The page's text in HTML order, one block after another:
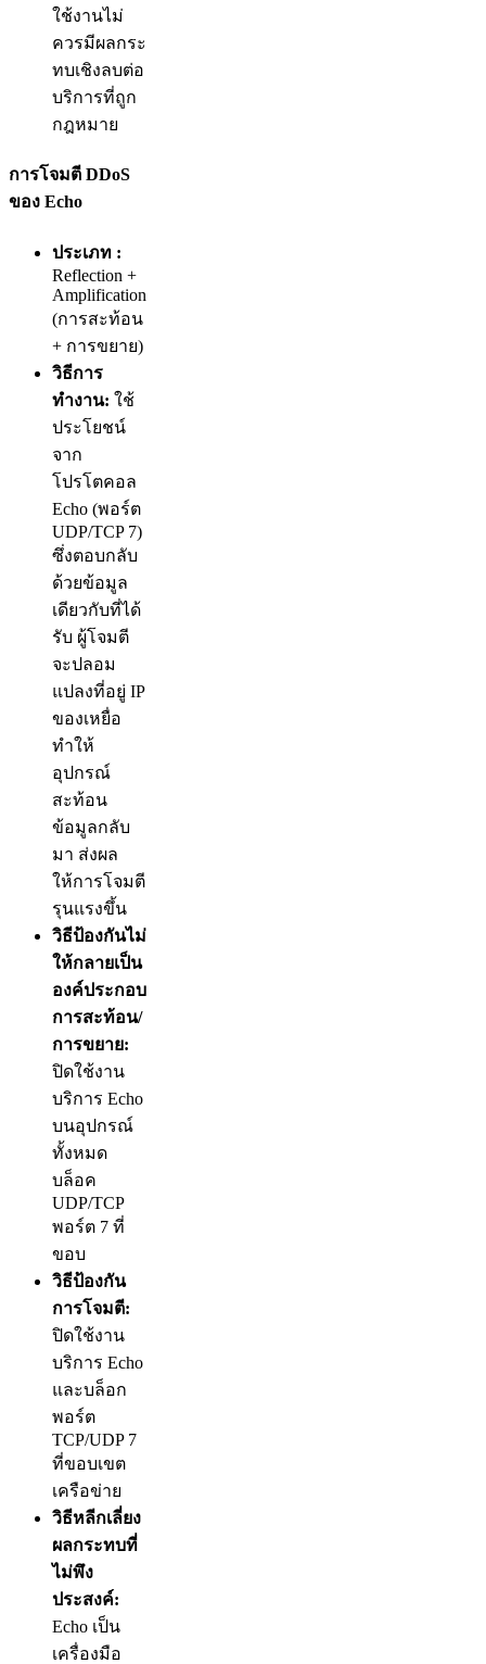
ใช้งานไม่
ควรมีผลกระ
ทบเชิงลบต่อ
บริการที่ถูก
กฎหมาย
การโจมตี DDoS
ของ Echo
ประเภท :
Reflection +
Amplification
(การสะท้อน
+ การขยาย)
วิธีการ
ทำงาน: ใช้
ประโยชน์
จาก
โปรโตคอล
Echo (พอร์ต
UDP/TCP 7)
ซึ่งตอบกลับ
ด้วยข้อมูล
เดียวกับที่ได้
รับ ผู้โจมตี
จะปลอม
แปลงที่อยู่ IP
ของเหยื่อ
ทำให้
อุปกรณ์
สะท้อน
ข้อมูลกลับ
มา ส่งผล
ให้การโจมตี
รุนแรงขึ้น
วิธีป้องกันไม่
ให้กลายเป็น
องค์ประกอบ
การสะท้อน/
การขยาย:
ปิดใช้งาน
บริการ Echo
บนอุปกรณ์
ทั้งหมด
บล็อค
UDP/TCP
พอร์ต 7 ที่
ขอบ
วิธีป้องกัน
การโจมตี:
ปิดใช้งาน
บริการ Echo
และบล็อก
พอร์ต
TCP/UDP 7
ที่ขอบเขต
เครือข่าย
วิธีหลีกเลี่ยง
ผลกระทบที่
ไม่พึง
ประสงค์:
Echo เป็น
เครื่องมือ